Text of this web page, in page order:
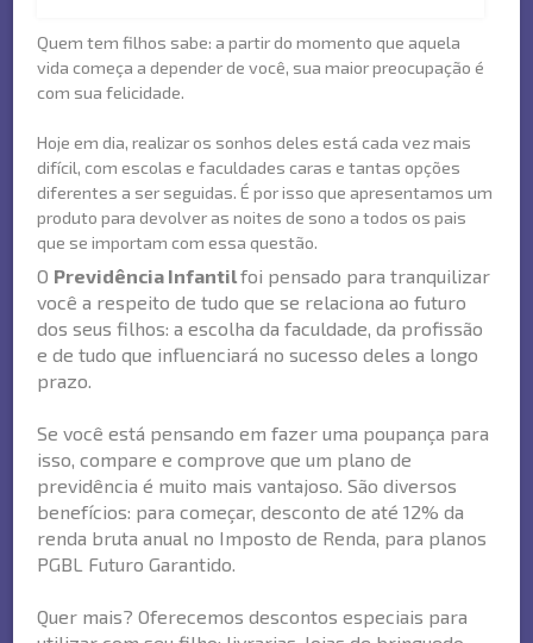
Quem tem filhos sabe: a partir do momento que aquela
vida começa a depender de você, sua maior preocupação é
com sua felicidade.
Hoje em dia, realizar os sonhos deles está cada vez mais
difícil, com escolas e faculdades caras e tantas opções
diferentes a ser seguidas. É por isso que apresentamos um
produto para devolver as noites de sono a todos os pais
que se importam com essa questão.
O Previdência Infantilfoi pensado para tranquilizar
você a respeito de tudo que se relaciona ao futuro
dos seus filhos: a escolha da faculdade, da profissão
e de tudo que influenciará no sucesso deles a longo
prazo.
Se você está pensando em fazer uma poupança para
isso, compare e comprove que um plano de
previdência é muito mais vantajoso. São diversos
benefícios: para começar, desconto de até 12% da
renda bruta anual no Imposto de Renda, para planos
PGBL Futuro Garantido.
Quer mais? Oferecemos descontos especiais para